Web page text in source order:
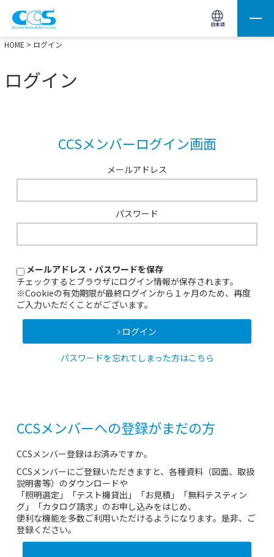
日本語
画像処理用の製品検索 サイト内検索(Enterで実行)
HOME > ログイン
ログイン
CCSメンバーログイン画面
メールアドレス
パスワード
メールアドレス・パスワードを保存
チェックするとブラウザにログイン情報が保存されます。
※Cookieの有効期限が最終ログインから１ヶ月のため、再度
ご入力いただくことがございます。
ログイン
パスワードを忘れてしまった方はこちら
CCSメンバーへの登録がまだの方
CCSメンバー登録はお済みですか。
CCSメンバーにご登録いただきますと、各種資料（図面、取扱
説明書等）のダウンロードや
「照明選定」「テスト機貸出」「お見積」「無料テスティン
グ」「カタログ請求」のお申し込みをはじめ、
便利な機能を多数ご利用いただけるようになります。是非、ご
登録ください。